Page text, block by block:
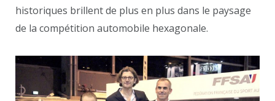
historiques brillent de plus en plus dans le paysage
de la compétition automobile hexagonale.